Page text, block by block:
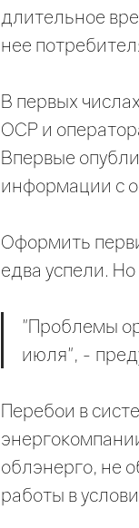
длительное
нее
В первых
ОСР и
Впервые
информации с
Оформить
едва успели.
"Проблемы
июля", -
Перебои в
облэнерго, не
работы в